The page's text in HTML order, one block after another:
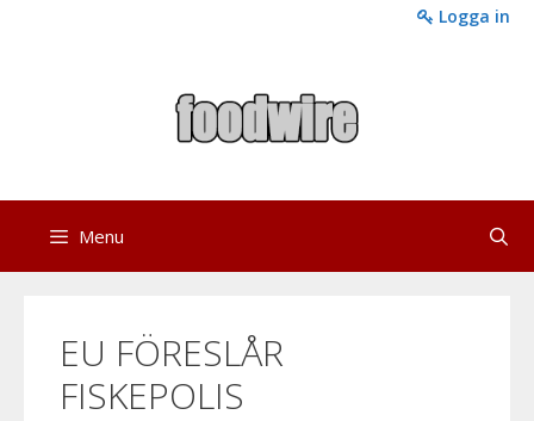
Logga in
Menu
EU FÖRESLÅR
FISKEPOLIS